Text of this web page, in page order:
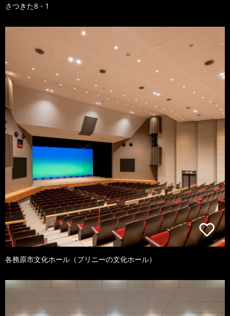
さつきた8・1
各務原市文化ホール（プリニーの文化ホール）